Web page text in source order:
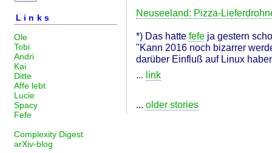
Links
Ole
Tobi
Andri
Kai
Ditte
Affe lebt
Lucie
Spacy
Fefe
Complexity Digest
arXiv-blog
Neuseeland: Pizza-
*) Das hatte fefe ja gestern
"Kann 2016 noch bizarrer
darüber Einfluß auf Linux
... link
... older stories